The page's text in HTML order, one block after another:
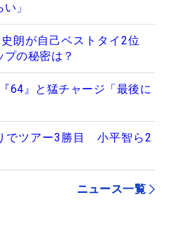
」
朗が自己ベストタイ2位
の秘密は？
64』と猛チャージ「最後に
でツアー3勝目 小平智ら2
ニュース一覧